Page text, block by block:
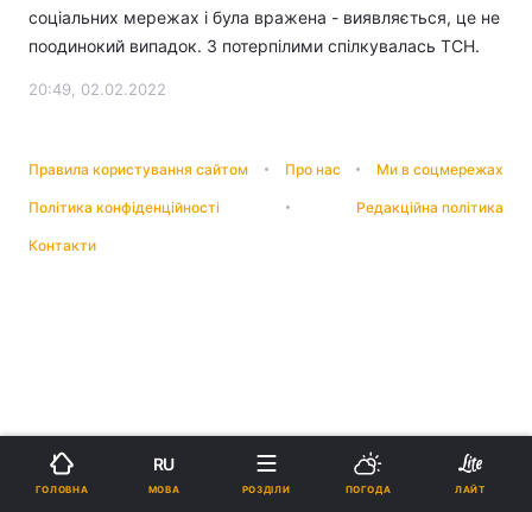
соціальних мережах і була вражена - виявляється, це не
поодинокий випадок. З потерпілими спілкувалась ТСН.
20:49, 02.02.2022
Правила користування сайтом Про нас Ми в соцмережах
Політика конфіденційності Редакційна політика
Контакти
ГОЛОВНА
RU
МОВА РОЗДІЛИ ПОГОДА ЛАЙТ